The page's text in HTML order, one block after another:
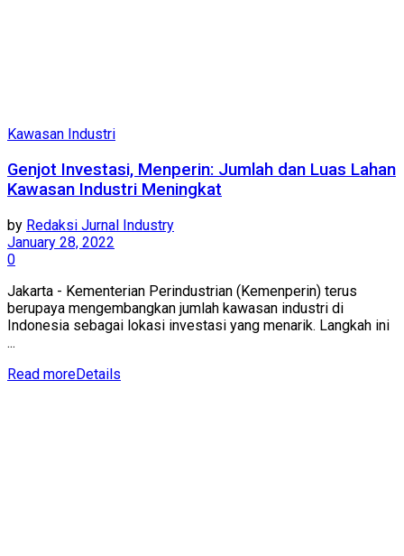
Kawasan Industri
Genjot Investasi, Menperin: Jumlah dan Luas Lahan
Kawasan Industri Meningkat
by Redaksi Jurnal Industry
January 28, 2022
0
Jakarta - Kementerian Perindustrian (Kemenperin) terus
berupaya mengembangkan jumlah kawasan industri di
Indonesia sebagai lokasi investasi yang menarik. Langkah ini
...
Read moreDetails